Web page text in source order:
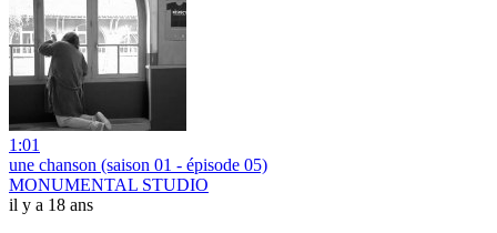
1:01
une chanson (saison 01 - épisode 05)
MONUMENTAL STUDIO
il y a 18 ans